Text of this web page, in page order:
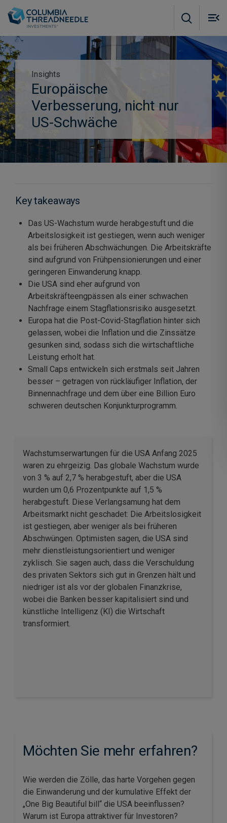
Insights
Europäische
Verbesserung, nicht nur
US-Schwäche
Key takeaways
Das US-Wachstum wurde herabgestuft und die
Arbeitslosigkeit ist gestiegen, wenn auch weniger
als bei früheren Abschwächungen. Die Arbeitskräfte
sind aufgrund von Frühpensionierungen und einer
geringeren Einwanderung knapp.
Die USA sind eher aufgrund von
Arbeitskräfteengpässen als einer schwachen
Nachfrage einem Stagflationsrisiko ausgesetzt.
Europa hat die Post-Covid-Stagflation hinter sich
gelassen, wobei die Inflation und die Zinssätze
gesunken sind, sodass sich die wirtschaftliche
Leistung erholt hat.
Small Caps entwickeln sich erstmals seit Jahren
besser – getragen von rückläufiger Inflation, der
Binnennachfrage und dem über eine Billion Euro
schweren deutschen Konjunkturprogramm.
Wachstumserwartungen für die USA Anfang 2025
waren zu ehrgeizig. Das globale Wachstum wurde
von 3 % auf 2,7 % herabgestuft, aber die USA
wurden um 0,6 Prozentpunkte auf 1,5 %
herabgestuft. Diese Verlangsamung hat dem
Arbeitsmarkt nicht geschadet: Die Arbeitslosigkeit
ist gestiegen, aber weniger als bei früheren
Abschwüngen. Optimisten sagen, die USA sind
mehr dienstleistungsorientiert und weniger
zyklisch. Sie sagen auch, dass die Verschuldung
des privaten Sektors sich gut in Grenzen hält und
niedriger ist als vor der globalen Finanzkrise,
wobei die Banken besser kapitalisiert sind und
künstliche Intelligenz (KI) die Wirtschaft
transformiert.
Möchten Sie mehr erfahren?
Wie werden die Zölle, das harte Vorgehen gegen
die Einwanderung und der kumulative Effekt der
„One Big Beautiful bill“ die USA beeinflussen?
Warum ist Europa attraktiver für Investoren?
Anmeldung zum Präferenzzentrum
Subscribe to insights